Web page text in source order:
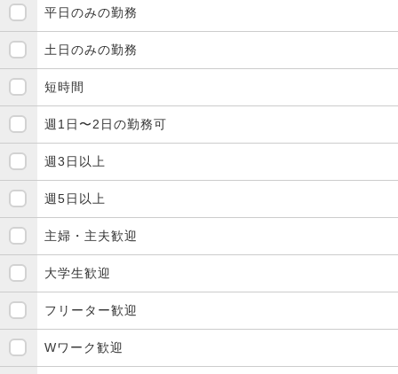
平日のみの勤務
土日のみの勤務
短時間
週1日〜2日の勤務可
週3日以上
週5日以上
主婦・主夫歓迎
大学生歓迎
フリーター歓迎
Wワーク歓迎